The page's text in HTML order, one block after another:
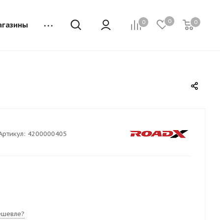
0 0 0
4200000405